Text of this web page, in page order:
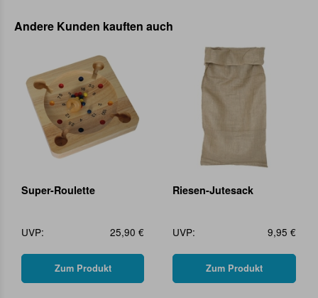
Andere Kunden kauften auch
Super-Roulette
UVP: 25,90 €
Zum Produkt
Riesen-Jutesack
UVP: 9,95 €
Zum Produkt